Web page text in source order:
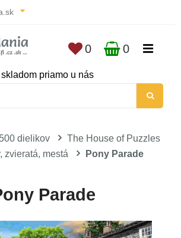
priamo u nás
0 0
500 dielikov
The House of Puzzles
zvieratá, mestá
Pony Parade
Parade